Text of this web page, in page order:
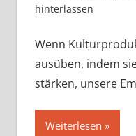
hinterlassen
Wenn
ausüben, indem
stärken, unsere
Weiterlesen